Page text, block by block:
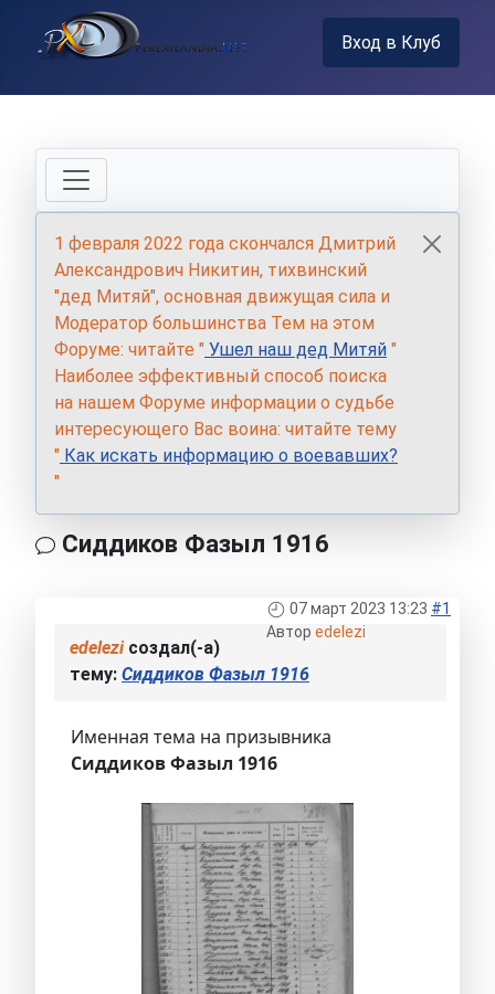
Вход в Клуб
1 февраля 2022 года скончался Дмитрий
Александрович Никитин, тихвинский
"дед Митяй", основная движущая сила и
Модератор большинства Тем на этом
Форуме: читайте " Ушел наш дед Митяй "
Наиболее эффективный способ поиска
на нашем Форуме информации о судьбе
интересующего Вас воина: читайте тему
" Как искать информацию о воевавших?
"
Сиддиков Фазыл 1916
07 март 2023 13:23 #1
Автор edelezi
edeleziсоздал(-а)
тему: Сиддиков Фазыл 1916
Именная тема на призывника
Сиддиков Фазыл 1916